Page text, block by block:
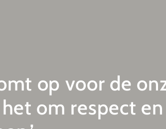
op voor de
om respect